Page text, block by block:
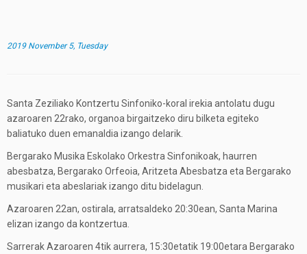
2019 November 5, Tuesday
Santa Zeziliako Kontzertu Sinfoniko-koral irekia antolatu dugu
azaroaren 22rako, organoa birgaitzeko diru bilketa egiteko
baliatuko duen emanaldia izango delarik.
Bergarako Musika Eskolako Orkestra Sinfonikoak, haurren
abesbatza, Bergarako Orfeoia, Aritzeta Abesbatza eta Bergarako
musikari eta abeslariak izango ditu bidelagun.
Azaroaren 22an, ostirala, arratsaldeko 20:30ean, Santa Marina
elizan izango da kontzertua.
Sarrerak Azaroaren 4tik aurrera, 15:30etatik 19:00etara Bergarako